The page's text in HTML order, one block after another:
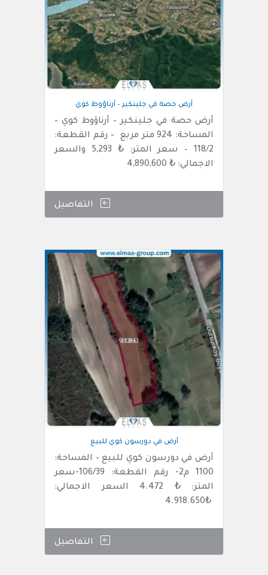
أرض حصة في جلينكير – أرناؤوط كوي
أرض حصة في جلينكير – أرناؤوط كوي –
المساحة: 924 متر مربع – رقم القطعة:
118/2 – سعر المتر: ₺ 5,293 والسعر
الاجمالي: ₺ 4,890,600
التفاصيل
أرض في دورسون كوي للبيع
أرض في دورسون كوي للبيع – المساحة:
1100 م2- رقم القطعة: 106/39-سعر
المتر: ₺ 4.472 السعر الاجمالي:
₺4.918.650
التفاصيل